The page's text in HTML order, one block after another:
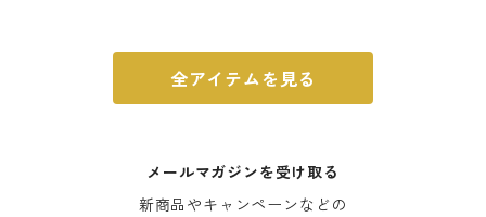
全アイテムを見る
メールマガジンを受け取る
新商品やキャンペーンなどの